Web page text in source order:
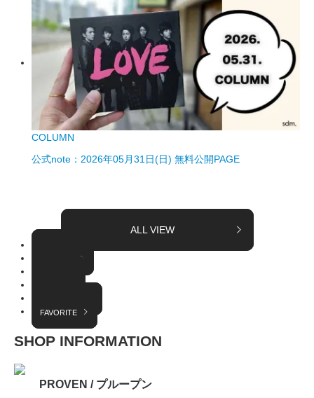
COLUMN
公式note：2026年05月31日(日) 無料公開PAGE
ALL VIEW
FAVORITE
SHOP INFORMATION
PROVEN / プループン